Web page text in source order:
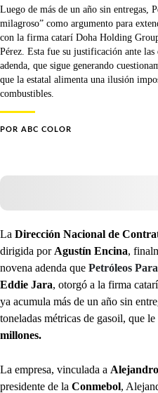
Luego de más de un año sin entregas,
milagroso” como argumento para
con la firma catarí Doha Holding
Pérez. Esta fue su justificación ante
adenda, que sigue generando
que la estatal alimenta una ilusión
combustibles.
POR ABC COLOR
La Dirección Nacional de
dirigida por Agustín Encina,
novena adenda que Petróleos
Eddie Jara, otorgó a la firma catarí
ya acumula más de un año sin
toneladas métricas de gasoil, que
millones.
La empresa, vinculada a
presidente de la Conmebol,